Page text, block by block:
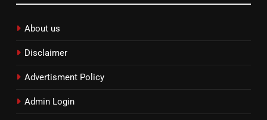
About us
Disclaimer
Advertisment Policy
Admin Login